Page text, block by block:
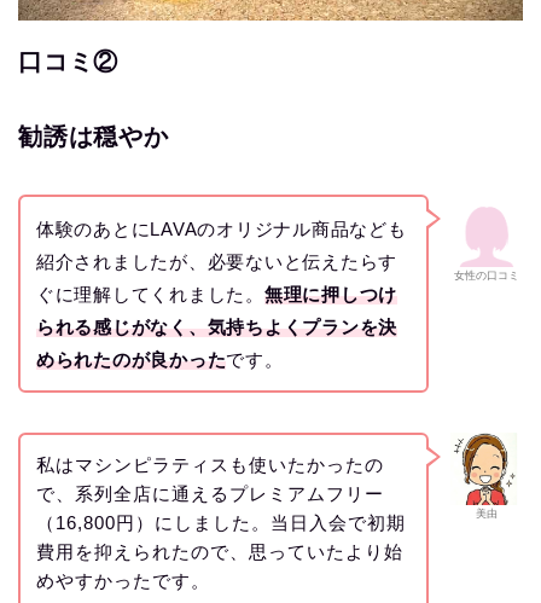
口コミ②
勧誘は穏やか
女性の口コミ
体験のあとにLAVAのオリジナル商品なども
紹介されましたが、必要ないと伝えたらす
ぐに理解してくれました。 無理に押しつけ
られる感じがなく、気持ちよくプランを決
められたのが良かったです。
美由
私はマシンピラティスも使いたかったの
で、系列全店に通えるプレミアムフリー
（16,800円）にしました。当日入会で初期
費用を抑えられたので、思っていたより始
めやすかったです。